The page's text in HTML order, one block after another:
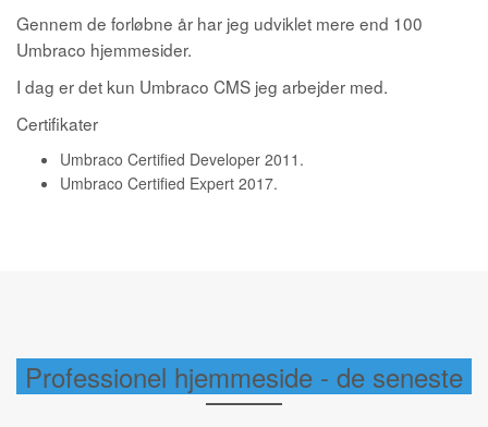
Gennem de forløbne år har jeg udviklet mere end 100
Umbraco hjemmesider.
I dag er det kun Umbraco CMS jeg arbejder med.
Certifikater
Umbraco Certified Developer 2011.
Umbraco Certified Expert 2017.
Professionel hjemmeside - de seneste